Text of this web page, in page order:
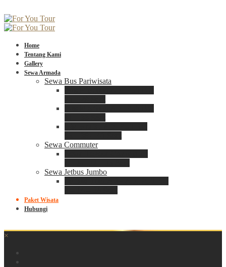
Home
Tentang Kami
Gallery
Sewa Armada
Sewa Bus Pariwisata
Sewa Commuter
Sewa Jetbus Jumbo
Paket Wisata
Hubungi
×